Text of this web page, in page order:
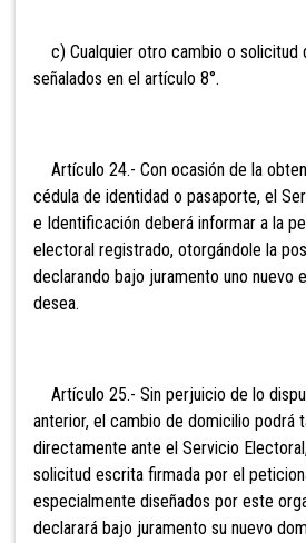
c) Cualquier otro cambio o solicitud
señalados en el artículo 8°.
Artículo 24.- Con ocasión de la
cédula de identidad o pasaporte, el
e Identificación deberá informar a la
electoral registrado, otorgándole la
declarando bajo juramento uno nuevo
desea.
Artículo 25.- Sin perjuicio de lo
anterior, el cambio de domicilio podrá
directamente ante el Servicio
solicitud escrita firmada por el
especialmente diseñados por este
declarará bajo juramento su nuevo